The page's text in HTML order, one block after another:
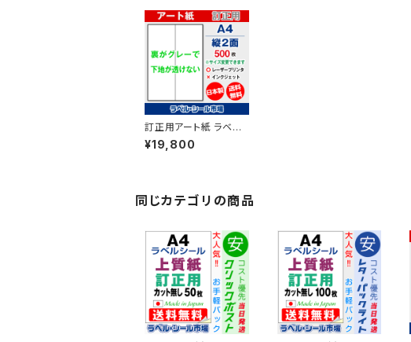
訂正用アート紙 ラベル
シール レーザープリン
ター専用 A4-縦2面 シ
¥19,800
同じカテゴリの商品